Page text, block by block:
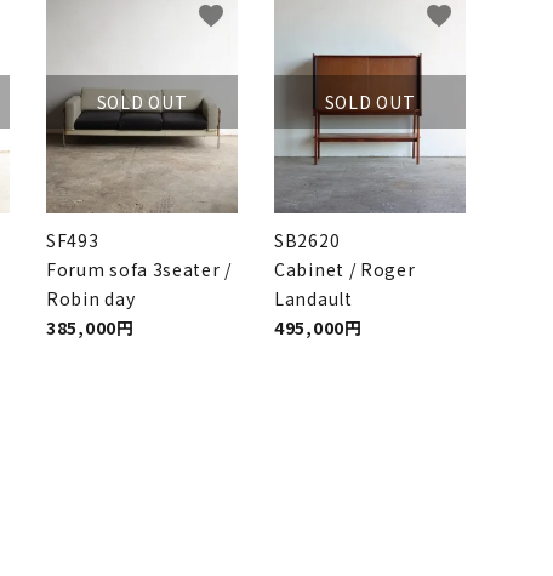
SOLD OUT
SF493
Forum sofa 3seater /
Robin day
385,000円
favorite
SOLD OUT
SB2620
Cabinet / Roger
Landault
495,000円
favorite